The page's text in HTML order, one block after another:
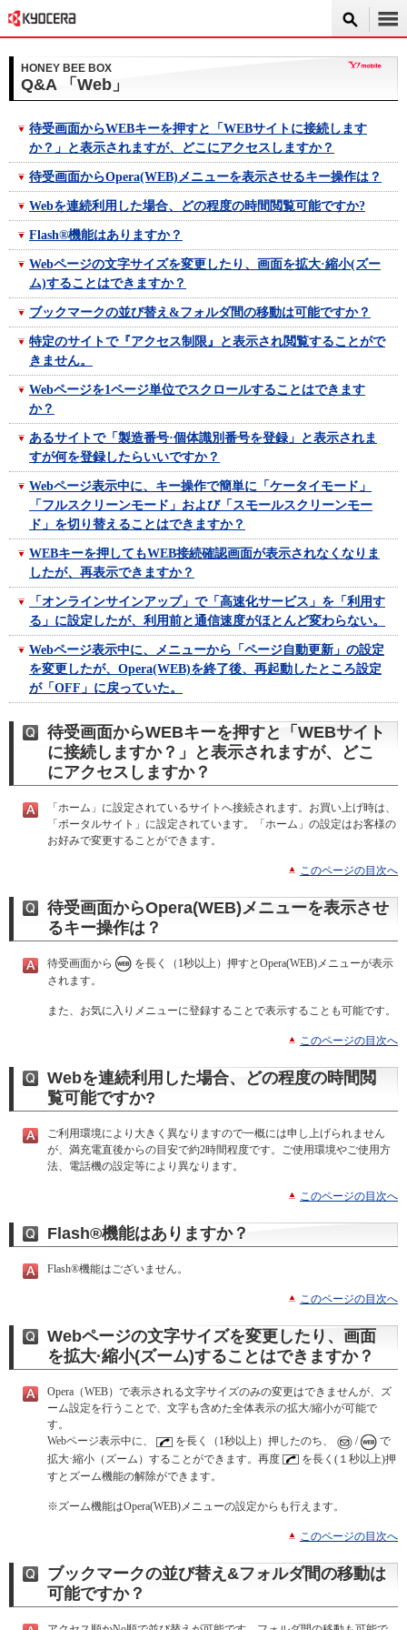
HONEY BEE BOX
Q&A 「Web」
待受画面からWEBキーを押すと「WEBサイトに接続します
か？」と表示されますが、どこにアクセスしますか？
待受画面からOpera(WEB)メニューを表示させるキー操作は？
Webを連続利用した場合、どの程度の時間閲覧可能ですか?
Flash®機能はありますか？
Webページの文字サイズを変更したり、画面を拡大·縮小(ズー
ム)することはできますか？
ブックマークの並び替え&フォルダ間の移動は可能ですか？
特定のサイトで『アクセス制限』と表示され閲覧することがで
きません。
Webページを1ページ単位でスクロールすることはできます
か？
あるサイトで「製造番号·個体識別番号を登録」と表示されま
すが何を登録したらいいですか？
Webページ表示中に、キー操作で簡単に「ケータイモード」
「フルスクリーンモード」および「スモールスクリーンモー
ド」を切り替えることはできますか？
WEBキーを押してもWEB接続確認画面が表示されなくなりま
したが、再表示できますか？
「オンラインサインアップ」で「高速化サービス」を「利用す
る」に設定したが、利用前と通信速度がほとんど変わらない。
Webページ表示中に、メニューから「ページ自動更新」の設定
を変更したが、Opera(WEB)を終了後、再起動したところ設定
が「OFF」に戻っていた。
待受画面からWEBキーを押すと「WEBサイト
に接続しますか？」と表示されますが、どこ
にアクセスしますか？
「ホーム」に設定されているサイトへ接続されます。お買い上げ時は、
「ポータルサイト」に設定されています。「ホーム」の設定はお客様の
お好みで変更することができます。
このページの目次へ
待受画面からOpera(WEB)メニューを表示させ
るキー操作は？
待受画面から
を長く（1秒以上）押すとOpera(WEB)メニューが表示
されます。
また、お気に入りメニューに登録することで表示することも可能です。
このページの目次へ
Webを連続利用した場合、どの程度の時間閲
覧可能ですか?
ご利用環境により大きく異なりますので一概には申し上げられません
が、満充電直後からの目安で約2時間程度です。ご使用環境やご使用方
法、電話機の設定等により異なります。
このページの目次へ
Flash®機能はありますか？
Flash®機能はございません。
このページの目次へ
Webページの文字サイズを変更したり、画面
を拡大·縮小(ズーム)することはできますか？
Opera（WEB）で表示される文字サイズのみの変更はできませんが、ズ
ーム設定を行うことで、文字も含めた全体表示の拡大/縮小が可能で
す。
Webページ表示中に、
を長く（1秒以上）押したのち、 /
で
拡大·縮小（ズーム）することができます。再度
を長く(１秒以上)押
すとズーム機能の解除ができます。
※ ズーム機能はOpera(WEB)メニューの設定からも行えます。
このページの目次へ
ブックマークの並び替え&フォルダ間の移動は
可能ですか？